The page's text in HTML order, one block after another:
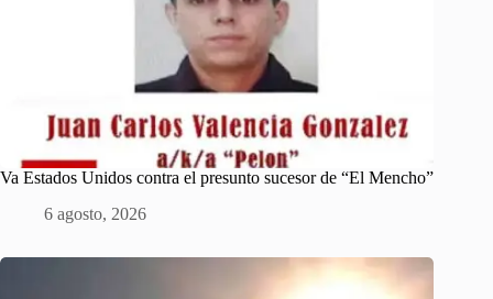
Va Estados Unidos contra el presunto sucesor de “El Mencho”
6 agosto, 2026